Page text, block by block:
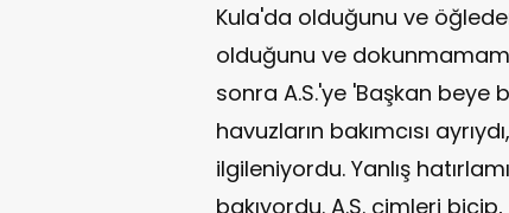
Kula'da olduğunu ve
olduğunu ve
sonra A.S.'ye 'Başkan beye
havuzların bakımcısı
ilgileniyordu. Yanlış
bakıyordu. A.S. çimleri